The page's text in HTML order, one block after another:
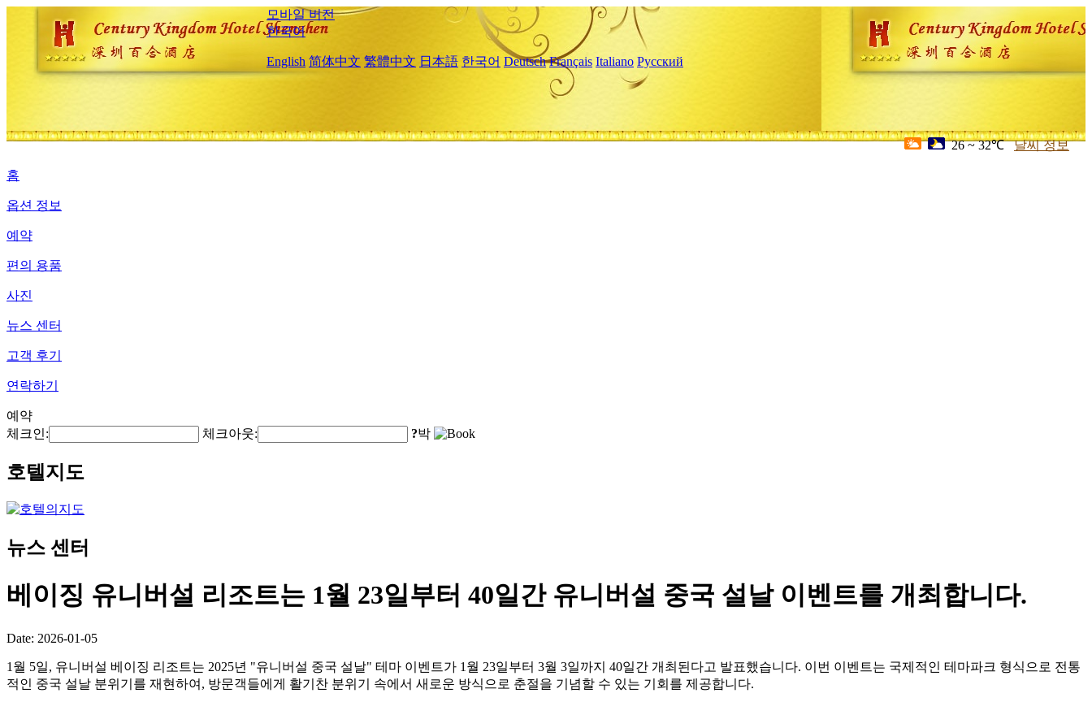
모바일 버전
한국어
English 简体中文 繁體中文 日本語 한국어 Deutsch Français Italiano Русский
26 ~ 32℃ 날씨 정보
홈
옵션 정보
예약
편의 용품
사진
뉴스 센터
고객 후기
연락하기
예약
체크인:
체크아웃: ?박
호텔지도
뉴스 센터
베이징 유니버설 리조트는 1월 23일부터 40일간 유니버설 중국 설날 이벤트를 개최합니다.
Date: 2026-01-05
1월 5일, 유니버설 베이징 리조트는 2025년 "유니버설 중국 설날" 테마 이벤트가 1월 23일부터 3월 3일까지 40일간 개최된다고 발표했습니다. 이번 이벤트는 국제적인 테마파크 형식으로 전통
적인 중국 설날 분위기를 재현하여, 방문객들에게 활기찬 분위기 속에서 새로운 방식으로 춘절을 기념할 수 있는 기회를 제공합니다.